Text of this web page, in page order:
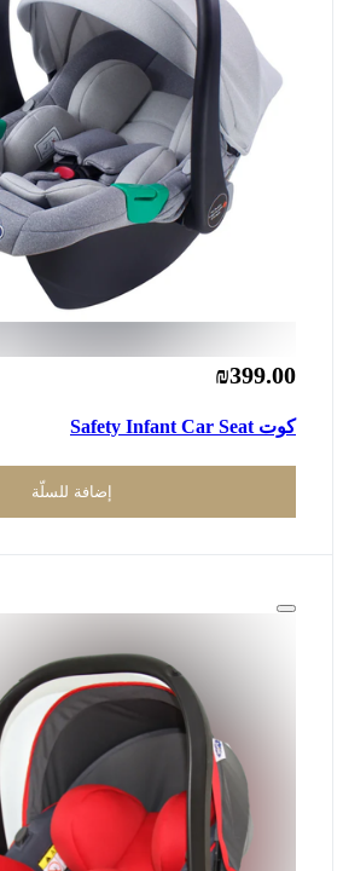
₪399.00
كوت Safety Infant Car Seat
إضافة للسلّة